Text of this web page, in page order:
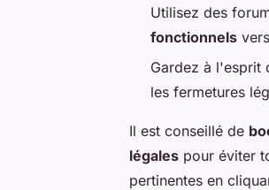
Utilisez des
fonctionnels
Gardez à l'esprit
les fermetures
Il est conseillé de
légales pour éviter
pertinentes en